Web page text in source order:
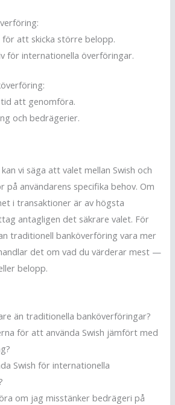
för att skicka större belopp.
för internationella överföringar.
att genomföra.
och bedrägerier.
vi säga att valet mellan Swish och
på användarens specifika behov. Om
i transaktioner är av högsta
antagligen det säkrare valet. För
traditionell banköverföring vara mer
det om vad du värderar mest —
belopp.
än traditionella banköverföringar?
för att använda Swish jämfört med
Swish för internationella
om jag misstänker bedrägeri på